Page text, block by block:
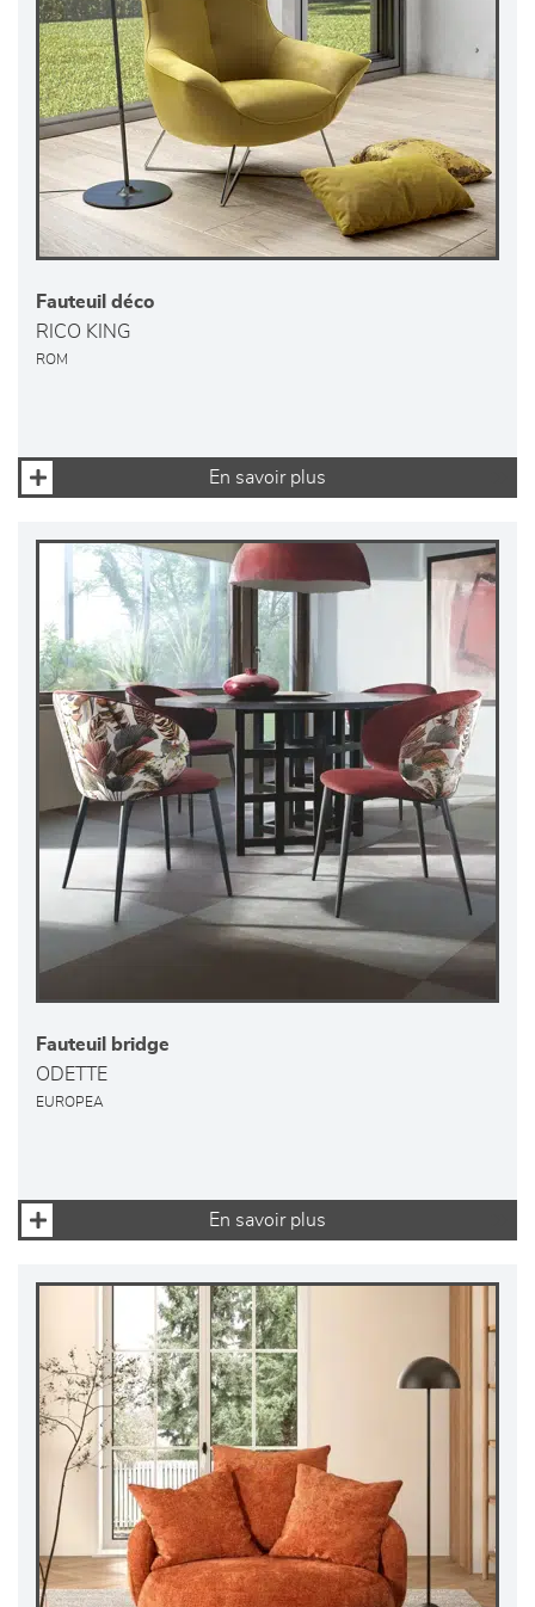
Fauteuil déco
RICO KING
ROM
En savoir plus
Fauteuil bridge
ODETTE
EUROPEA
En savoir plus